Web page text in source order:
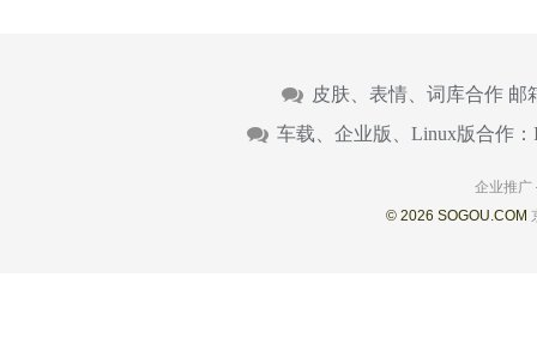
皮肤、表情、词库合作 邮
车载、企业版、Linux版合作：
企业推广
© 2026 SOGOU.COM